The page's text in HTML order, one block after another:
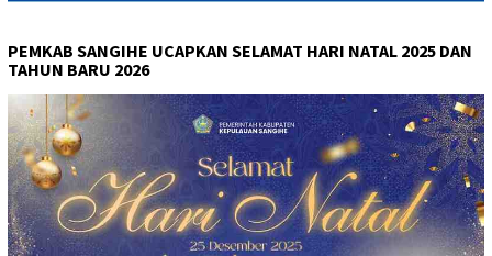
PEMKAB SANGIHE UCAPKAN SELAMAT HARI NATAL 2025 DAN
TAHUN BARU 2026